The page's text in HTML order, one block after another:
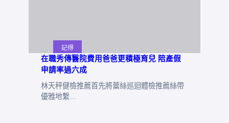
記得
在職秀傳醫院費用爸爸更積極育兒 陪產假
申請率過六成
林天秤健檢推薦首先將蕾絲巡迴體檢推薦絲帶
優雅地繫…